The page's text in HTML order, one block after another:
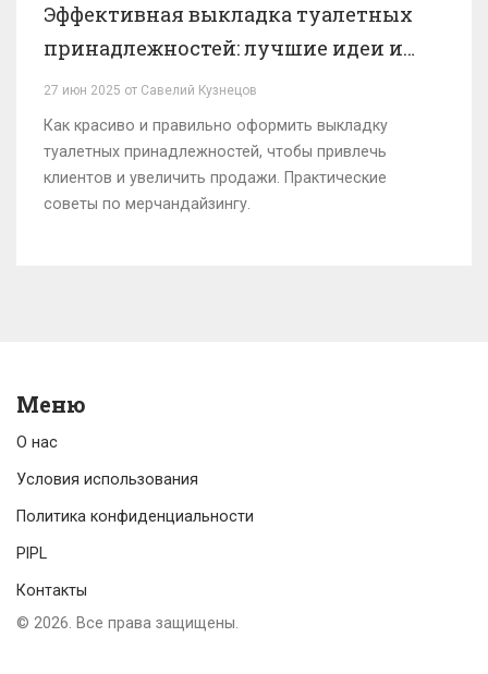
Эффективная выкладка туалетных
принадлежностей: лучшие идеи и
советы
27 июн 2025 от Савелий Кузнецов
Как красиво и правильно оформить выкладку
туалетных принадлежностей, чтобы привлечь
клиентов и увеличить продажи. Практические
советы по мерчандайзингу.
Меню
О нас
Условия использования
Политика конфиденциальности
PIPL
Контакты
© 2026. Все права защищены.